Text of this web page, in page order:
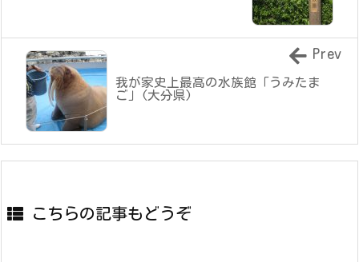
我が家史上最高の水族館「うみたま
ご」(大分県)
Prev
こちらの記事もどうぞ